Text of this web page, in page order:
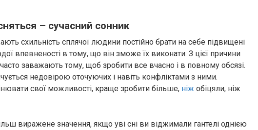
– сучасний сонник
схильність сплячої людини постійно брати на себе підвищені
впевненості в тому, що він зможе їх виконати. З цієї причини
заважають тому, щоб зробити все вчасно і в повному обсязі.
недовірою оточуючих і навіть конфліктами з ними.
свої можливості, краще зробити більше, ніж обіцяли, ніж
виражене значення, якщо уві сні ви віджимали гантелі однією